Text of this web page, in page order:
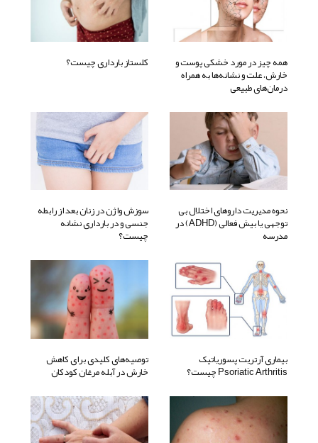
همه چیز در مورد خشکی پوست و
خارش، علت و نشانه‌ها به همراه
درمان‌های طبیعی
کلستاز بارداری چیست؟
نحوه مدیریت داروهای اختلال بی
توجهی یا بیش فعالی (ADHD) در
مدرسه
سوزش واژن در زنان بعد از رابطه
جنسی و در بارداری نشانه
چیست؟
بیماری آرتریت پسوریاتیک
Psoriatic Arthritis چیست؟
توصیه‌های کلیدی برای کاهش
خارش در آبله مرغان کودکان